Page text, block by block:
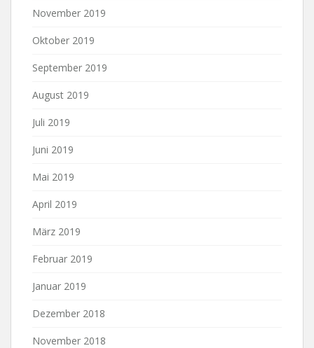
November 2019
Oktober 2019
September 2019
August 2019
Juli 2019
Juni 2019
Mai 2019
April 2019
März 2019
Februar 2019
Januar 2019
Dezember 2018
November 2018